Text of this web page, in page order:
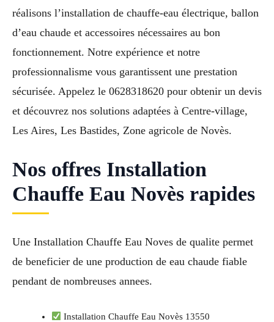
réalisons l’installation de chauffe-eau électrique, ballon
d’eau chaude et accessoires nécessaires au bon
fonctionnement. Notre expérience et notre
professionnalisme vous garantissent une prestation
sécurisée. Appelez le 0628318620 pour obtenir un devis
et découvrez nos solutions adaptées à Centre-village,
Les Aires, Les Bastides, Zone agricole de Novès.
Nos offres Installation
Chauffe Eau Novès rapides
Une Installation Chauffe Eau Noves de qualite permet
de beneficier de une production de eau chaude fiable
pendant de nombreuses annees.
Installation Chauffe Eau Novès 13550